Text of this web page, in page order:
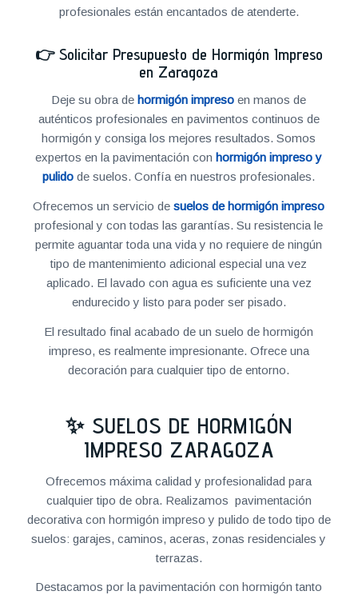
profesionales están encantados de atenderte.
👉 Solicitar Presupuesto de Hormigón Impreso
en Zaragoza
Deje su obra dehormigón impreso en manos de
auténticos profesionales en pavimentos continuos de
hormigón y consiga los mejores resultados. Somos
expertos en la pavimentación conhormigón impreso y
pulido de suelos. Confía en nuestros profesionales.
Ofrecemos un servicio desuelos de hormigón impreso
profesional y con todas las garantías. Su resistencia le
permite aguantar toda una vida y no requiere de ningún
tipo de mantenimiento adicional especial una vez
aplicado. El lavado con agua es suficiente una vez
endurecido y listo para poder ser pisado.
El resultado final acabado de un suelo de hormigón
impreso, es realmente impresionante. Ofrece una
decoración para cualquier tipo de entorno.
✨ SUELOS DE HORMIGÓN
IMPRESO ZARAGOZA
Ofrecemos máxima calidad y profesionalidad para
cualquier tipo de obra. Realizamos pavimentación
decorativa con hormigón impreso y pulido de todo tipo de
suelos: garajes, caminos, aceras, zonas residenciales y
terrazas.
Destacamos por la pavimentación con hormigón tanto